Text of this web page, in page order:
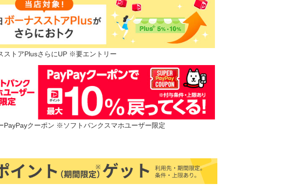
ストアPlusさらにUP ※要エントリー
PayPayクーポン ※ソフトバンクスマホユーザー限定